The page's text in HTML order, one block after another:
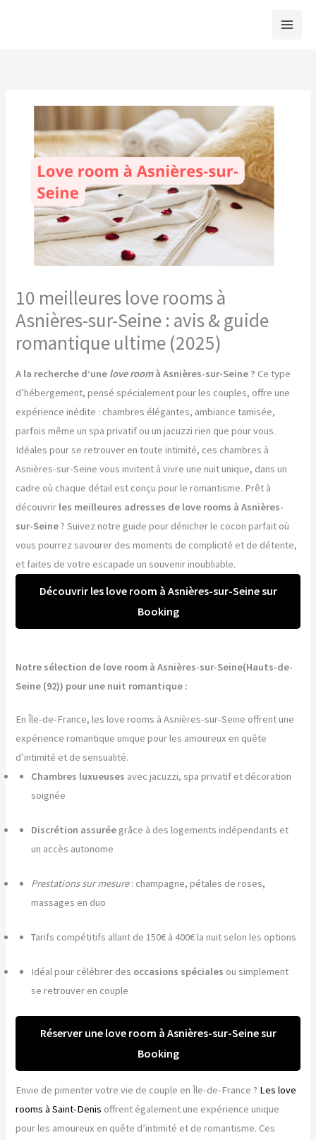
10 meilleures love rooms à
Asnières-sur-Seine : avis & guide
romantique ultime (2025)
A la recherche d’une love roomà Asnières-sur-Seine ? Ce type
d’hébergement, pensé spécialement pour les couples, offre une
expérience inédite : chambres élégantes, ambiance tamisée,
parfois même un spa privatif ou un jacuzzi rien que pour vous.
Idéales pour se retrouver en toute intimité, ces chambres à
Asnières-sur-Seine vous invitent à vivre une nuit unique, dans un
cadre où chaque détail est conçu pour le romantisme. Prêt à
découvrir les meilleures adresses de love rooms à Asnières-
sur-Seine? Suivez notre guide pour dénicher le cocon parfait où
vous pourrez savourer des moments de complicité et de détente,
et faites de votre escapade un souvenir inoubliable.
Découvrir les love room à Asnières-sur-Seine sur
Booking
Notre sélection de love room à Asnières-sur-Seine(Hauts-de-
Seine (92)) pour une nuit romantique :
En Île-de-France, les love rooms à Asnières-sur-Seine offrent une
expérience romantique unique pour les amoureux en quête
d’intimité et de sensualité.
Chambres luxueuses avec jacuzzi, spa privatif et décoration
soignée
Discrétion assurée grâce à des logements indépendants et
un accès autonome
Prestations sur mesure: champagne, pétales de roses,
massages en duo
Tarifs compétitifs allant de 150€ à 400€ la nuit selon les options
Idéal pour célébrer des occasions spéciales ou simplement
se retrouver en couple
Réserver une love room à Asnières-sur-Seine sur
Booking
Envie de pimenter votre vie de couple en Île-de-France ? Les love
rooms à Saint-Denis offrent également une expérience unique
pour les amoureux en quête d’intimité et de romantisme. Ces